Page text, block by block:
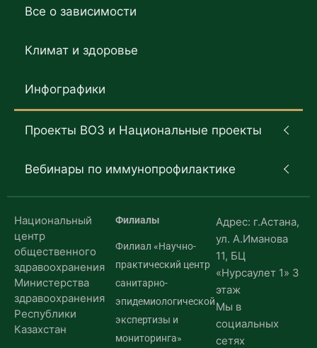
Все о зависимости
Климат и здоровье
Инфографики
Проекты ВОЗ и Национальные проекты
Вебинары по иммунопрофилактике
Национальный
центр
общественного
здравоохранения
Министерства
здравоохранения
Республики
Казахстан
Филиалы
Филиал «Научно-
практический центр
санитарно-
эпидемиологической
экспертизы и
мониторинга»
Адрес: г.Астана,
ул. А.Иманова
11, БЦ
«Нурсаулет 1» 3
этаж
Мы в
социальных
сетях